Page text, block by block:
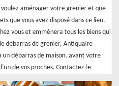
aménager votre grenier et que
que vous avez disposé dans ce lieu.
vous et emmènera tous les biens qui
débarras de grenier, Antiquaire
débarras de maison, avant votre
de vos proches. Contactez-le